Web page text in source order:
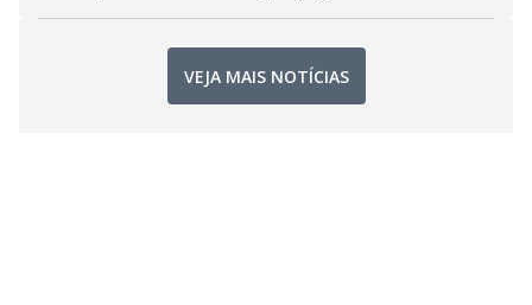
VEJA MAIS NOTÍCIAS